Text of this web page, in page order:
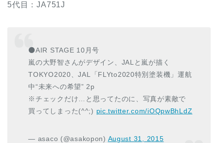
5代目：JA751J
⚫AIR STAGE 10月号
嵐の大野智さんがデザイン、JALと嵐が描く
TOKYO2020、JAL「FLYto2020特別塗装機」運航
中“未来への希望” 2p
※チェックだけ…と思ってたのに、写真が素敵で
買ってしまった(^^;) pic.twitter.com/iOQpwBhLdZ
— asaco (@asakopon) August 31, 2015